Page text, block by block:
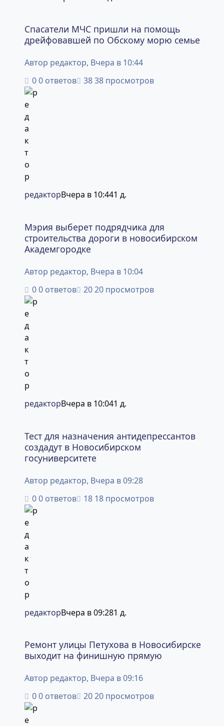
Спасатели МЧС пришли на помощь
дрейфовавшей по Обскому морю семье
Автор редактор, Вчера в 10:44
0 ответов
38 просмотров
редакторВчера в 10:441 д.
Мэрия выберет подрядчика для
строительства дороги в новосибирском
Академгородке
Автор редактор, Вчера в 10:04
0 ответов
20 просмотров
редакторВчера в 10:041 д.
Тест для назначения антидепрессантов
создадут в Новосибирском
госуниверситете
Автор редактор, Вчера в 09:28
0 ответов
18 просмотров
редакторВчера в 09:281 д.
Ремонт улицы Петухова в Новосибирске
выходит на финишную прямую
Автор редактор, Вчера в 09:16
0 ответов
20 просмотров